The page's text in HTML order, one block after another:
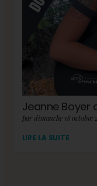
Jeanne Boyer
LIRE LA SUITE